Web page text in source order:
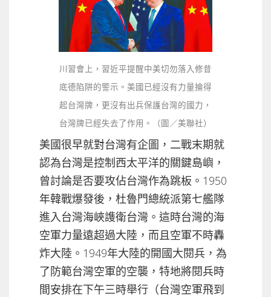
川習會上，習近平提醒中美切勿落入修昔
底德陷阱的警示。美國已經沒有力量掄得
起台灣牌，更沒有出兵保護台灣的國力，
台灣牌已經失去了作用。（圖／美聯社）
美國很早就對台灣有企圖，二戰末期就
認為台灣是控制西太平洋的關鍵島嶼，
曾討論是否要攻佔台灣作為跳板。1950
年韓戰爆發後，杜魯門總統派第七艦隊
進入台灣海峽謢衛台灣。這時台灣的海
空軍力量遠超過大陸，而且空軍不時轟
炸大陸。1949年大陸的開國大閱兵，為
了防範台灣空軍的空襲，特地將閱兵時
間安排在下午三時舉行（台灣空軍飛到